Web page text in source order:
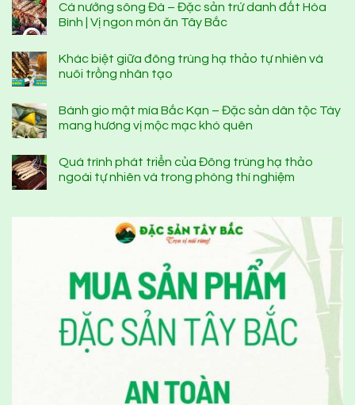
Cá nướng sông Đà – Đặc sản trứ danh đất Hòa
Bình | Vị ngon món ăn Tây Bắc
Khác biệt giữa đông trùng hạ thảo tự nhiên và
nuôi trồng nhân tạo
Bánh gio mật mía Bắc Kạn – Đặc sản dân tộc Tày
mang hương vị mộc mạc khó quên
Quá trình phát triển của Đông trùng hạ thảo
ngoài tự nhiên và trong phòng thí nghiệm